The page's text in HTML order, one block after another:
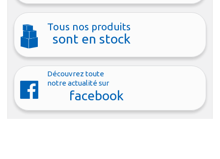
Tous nos produits
sont en stock
Découvrez toute
notre actualité sur
facebook